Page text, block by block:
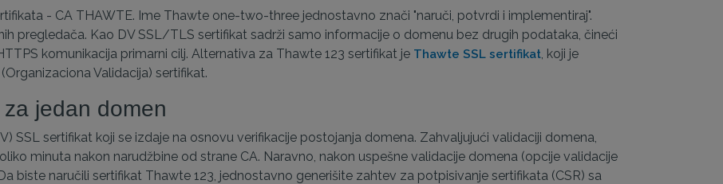
- CA THAWTE. Ime Thawte one-two-three jednostavno znači "naruči, potvrdi i implementiraj".
pregledača. Kao DV SSL/TLS sertifikat sadrži samo informacije o domenu bez drugih podataka, čineći
komunikacija primarni cilj. Alternativa za Thawte 123 sertifikat je Thawte SSL sertifikat, koji je
Validacija) sertifikat.
jedan domen
SSL sertifikat koji se izdaje na osnovu verifikacije postojanja domena. Zahvaljujući validaciji domena,
minuta nakon narudžbine od strane CA. Naravno, nakon uspešne validacije domena (opcije validacije
biste naručili sertifikat Thawte 123, jednostavno generišite zahtev za potpisivanje sertifikata (CSR) sa